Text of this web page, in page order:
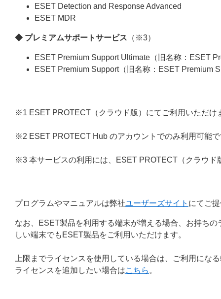
ESET Detection and Response Advanced
ESET MDR
◆ プレミアムサポートサービス （※3）
ESET Premium Support Ultimate（旧名称：ESET
ESET Premium Support（旧名称：ESET Premium
※1 ESET PROTECT（クラウド版）にてご利用いただけ
※2 ESET PROTECT Hub のアカウントでのみ利用可能
※3 本サービスの利用には、ESET PROTECT（クラウ
プログラムやマニュアルは弊社ユーザーズサイト にてご
なお、ESET製品を利用する端末が増える場合、お持ち
しい端末でもESET製品をご利用いただけます。
上限までライセンスを使用している場合は、ご利用にな
ライセンスを追加したい場合はこちら 。